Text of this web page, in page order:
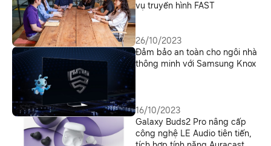
vụ truyền hình FAST
26/10/2023
Đảm bảo an toàn cho ngôi nhà
thông minh với Samsung Knox
16/10/2023
Galaxy Buds2 Pro nâng cấp
công nghệ LE Audio tiên tiến,